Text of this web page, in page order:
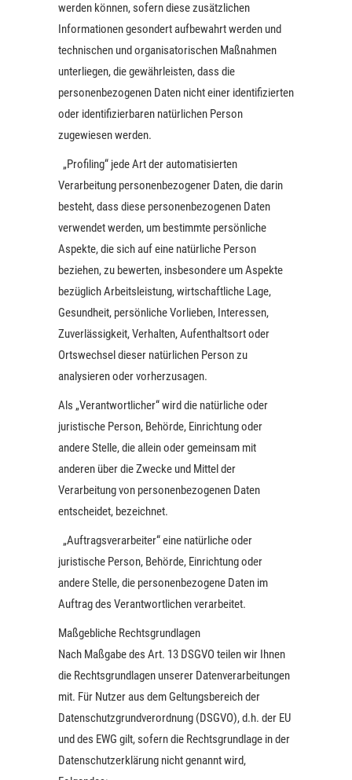
werden können, sofern diese zusätzlichen
Informationen gesondert aufbewahrt werden und
technischen und organisatorischen Maßnahmen
unterliegen, die gewährleisten, dass die
personenbezogenen Daten nicht einer identifizierten
oder identifizierbaren natürlichen Person
zugewiesen werden.
„Profiling“ jede Art der automatisierten
Verarbeitung personenbezogener Daten, die darin
besteht, dass diese personenbezogenen Daten
verwendet werden, um bestimmte persönliche
Aspekte, die sich auf eine natürliche Person
beziehen, zu bewerten, insbesondere um Aspekte
bezüglich Arbeitsleistung, wirtschaftliche Lage,
Gesundheit, persönliche Vorlieben, Interessen,
Zuverlässigkeit, Verhalten, Aufenthaltsort oder
Ortswechsel dieser natürlichen Person zu
analysieren oder vorherzusagen.
Als „Verantwortlicher“ wird die natürliche oder
juristische Person, Behörde, Einrichtung oder
andere Stelle, die allein oder gemeinsam mit
anderen über die Zwecke und Mittel der
Verarbeitung von personenbezogenen Daten
entscheidet, bezeichnet.
„Auftragsverarbeiter“ eine natürliche oder
juristische Person, Behörde, Einrichtung oder
andere Stelle, die personenbezogene Daten im
Auftrag des Verantwortlichen verarbeitet.
Maßgebliche Rechtsgrundlagen
Nach Maßgabe des Art. 13 DSGVO teilen wir Ihnen
die Rechtsgrundlagen unserer Datenverarbeitungen
mit. Für Nutzer aus dem Geltungsbereich der
Datenschutzgrundverordnung (DSGVO), d.h. der EU
und des EWG gilt, sofern die Rechtsgrundlage in der
Datenschutzerklärung nicht genannt wird,